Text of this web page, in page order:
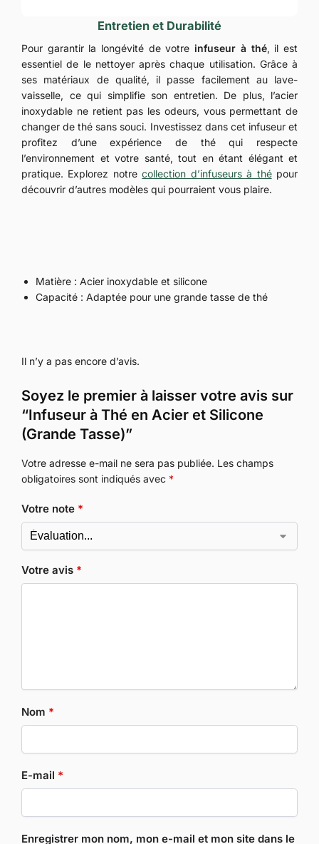
Entretien et Durabilité
Pour garantir la longévité de votreinfuseur à thé, il est
essentiel de le nettoyer après chaque utilisation. Grâce à
ses matériaux de qualité, il passe facilement au lave-
vaisselle, ce qui simplifie son entretien. De plus, l’acier
inoxydable ne retient pas les odeurs, vous permettant de
changer de thé sans souci. Investissez dans cet infuseur et
profitez d’une expérience de thé qui respecte
l’environnement et votre santé, tout en étant élégant et
pratique. Explorez notrecollection d’infuseurs à thépour
découvrir d’autres modèles qui pourraient vous plaire.
Matière : Acier inoxydable et silicone
Capacité : Adaptée pour une grande tasse de thé
Il n’y a pas encore d’avis.
Soyez le premier à laisser votre avis sur
“Infuseur à Thé en Acier et Silicone
(Grande Tasse)”
Votre adresse e-mail ne sera pas publiée. Les champs
obligatoires sont indiqués avec *
Votre note *
Votre avis *
Nom *
E-mail *
Enregistrer mon nom, mon e-mail et mon site dans le